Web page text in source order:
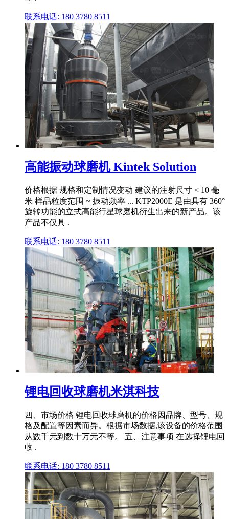
联系电话: 180 3780 8511
高能振动球磨机 Kintek Solution
价格根据 规格和定制情况变动 建议的注射尺寸 < 10 毫
米 样品粒度范围 ~ 振动频率 ... KTP2000E 是由具有 360°
旋转功能的立式高能行星球磨机衍生出来的新产品。该
产品不仅具 .
联系电话: 180 3780 8511
锂电回收球磨机米淇科技
四、市场价格 锂电回收球磨机的价格因品牌、型号、规
格及配置等因素而异。根据市场数据,该设备的价格范围
从数千元到数十万元不等。 五、注意事项 在选择锂电回
收 .
联系电话: 180 3780 8511